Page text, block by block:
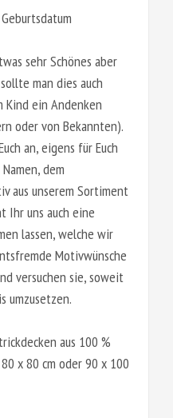
sehr Schönes aber
man dies auch
Kind ein Andenken
oder von Bekannten).
an, eigens für Euch
dem
aus unserem Sortiment
Ihr uns auch eine
lassen, welche wir
Motivwünsche
versuchen sie, soweit
umzusetzen.
aus 100 %
x 80 cm oder 90 x 100